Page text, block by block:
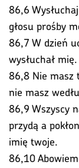
86,6
głosu prośby
86,7 W dzień
wysłuchał mię.
86,8 Nie masz
nie masz
86,9 Wszyscy
przydą a
imię twoje.
86,10